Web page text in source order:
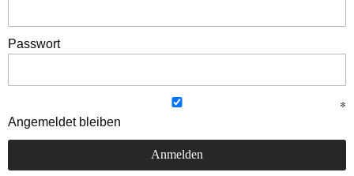
Passwort
Angemeldet bleiben